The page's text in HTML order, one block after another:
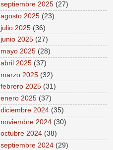
septiembre 2025 (27)
agosto 2025 (23)
julio 2025 (36)
junio 2025 (27)
mayo 2025 (28)
abril 2025 (37)
marzo 2025 (32)
febrero 2025 (31)
enero 2025 (37)
diciembre 2024 (35)
noviembre 2024 (30)
octubre 2024 (38)
septiembre 2024 (29)